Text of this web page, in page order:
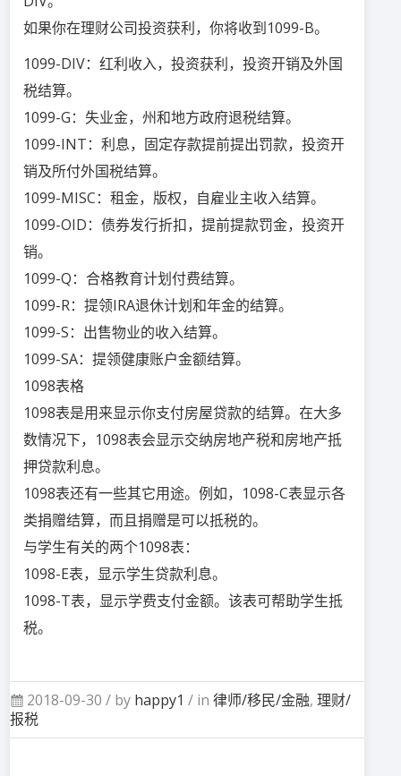
如果你在理财公司投资获利，你将收到1099-B。
1099-DIV：红利收入，投资获利，投资开销及外国
税结算。
1099-G：失业金，州和地方政府退税结算。
1099-INT：利息，固定存款提前提出罚款，投资开
销及所付外国税结算。
1099-MISC：租金，版权，自雇业主收入结算。
1099-OID：债券发行折扣，提前提款罚金，投资开
销。
1099-Q：合格教育计划付费结算。
1099-R：提领IRA退休计划和年金的结算。
1099-S：出售物业的收入结算。
1099-SA：提领健康账户金额结算。
1098表格
1098表是用来显示你支付房屋贷款的结算。在大多
数情况下，1098表会显示交纳房地产税和房地产抵
押贷款利息。
1098表还有一些其它用途。例如，1098-C表显示各
类捐赠结算，而且捐赠是可以抵税的。
与学生有关的两个1098表：
1098-E表，显示学生贷款利息。
1098-T表，显示学费支付金额。该表可帮助学生抵
税。
2018-09-30 / by happy1 / in律师/移民/金融,理财/
报税